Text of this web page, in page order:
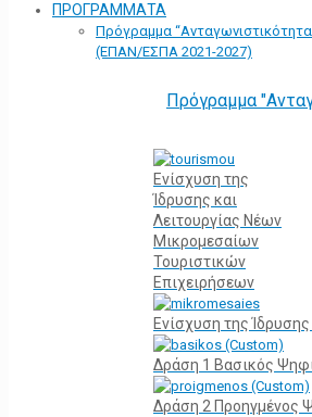
ΠΡΟΓΡΑΜΜΑΤΑ
Πρόγραμμα “Ανταγωνιστικότητα
(ΕΠΑΝ/ΕΣΠΑ 2021-2027)
Πρόγραμμα
Ενίσχυση της
Ίδρυσης και
Λειτουργίας Νέων
Μικρομεσαίων
Τουριστικών
Επιχειρήσεων
Ενίσχυση της
Δράση 1 Βασικός
Δράση 2 Προηγμένος